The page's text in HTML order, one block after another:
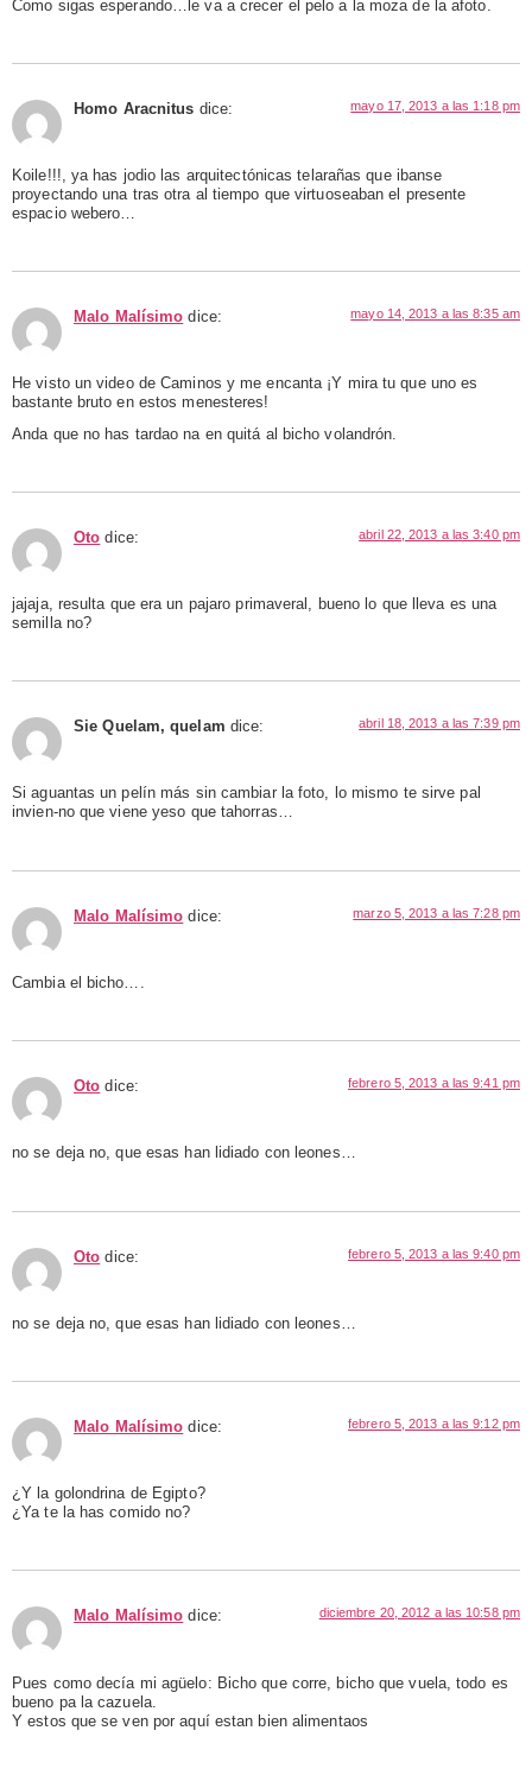
Como sigas esperando…le va a crecer el pelo a la moza de la afoto.
Homo Aracnitus dice: mayo 17, 2013 a las 1:18 pm
Koile!!!, ya has jodio las arquitectónicas telarañas que ibanse
proyectando una tras otra al tiempo que virtuoseaban el presente
espacio webero…
Malo Malísimo dice: mayo 14, 2013 a las 8:35 am
He visto un video de Caminos y me encanta ¡Y mira tu que uno es
bastante bruto en estos menesteres!
Anda que no has tardao na en quitá al bicho volandrón.
Oto dice: abril 22, 2013 a las 3:40 pm
jajaja, resulta que era un pajaro primaveral, bueno lo que lleva es una
semilla no?
Sie Quelam, quelam dice: abril 18, 2013 a las 7:39 pm
Si aguantas un pelín más sin cambiar la foto, lo mismo te sirve pal
invien-no que viene yeso que tahorras…
Malo Malísimo dice: marzo 5, 2013 a las 7:28 pm
Cambia el bicho….
Oto dice: febrero 5, 2013 a las 9:41 pm
no se deja no, que esas han lidiado con leones…
Oto dice: febrero 5, 2013 a las 9:40 pm
no se deja no, que esas han lidiado con leones…
Malo Malísimo dice: febrero 5, 2013 a las 9:12 pm
¿Y la golondrina de Egipto?
¿Ya te la has comido no?
Malo Malísimo dice: diciembre 20, 2012 a las 10:58 pm
Pues como decía mi agüelo: Bicho que corre, bicho que vuela, todo es
bueno pa la cazuela.
Y estos que se ven por aquí estan bien alimentaos